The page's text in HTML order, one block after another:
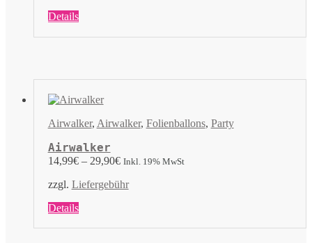
DetailsDieses
weist
auf.
Optionen
auf
der
Produktseite
gewählt
werden
Airwalker, Airwalker, Folienballons, Party
Airwalker
14,99€– 29,90€ Inkl. 19% MwSt
zzgl. Liefergebühr
DetailsDieses
weist